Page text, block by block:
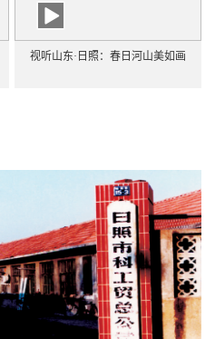
视听山东·日照：春日河山美如画